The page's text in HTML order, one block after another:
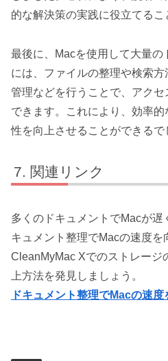
的な解決策の実践に役立てるこ
最後に、Macを使用して大量の
には、ファイルの整理や検索
管理などを行うことで、アク
できます。これにより、効率
性を向上させることができるで
関連リンク
多くのドキュメントでMacが遅
キュメント整理でMacの速度を
CleanMyMac Xでのストレージ
上方法を発見しましょう。
ドキュメント整理でMacの速